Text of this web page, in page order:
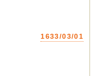
1633/03/01